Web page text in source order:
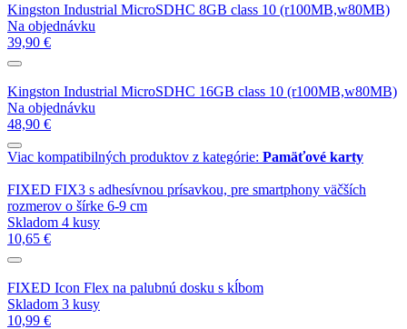
Kingston Industrial MicroSDHC 8GB class 10 (r100MB,w80MB)
Na objednávku
39,90 €
Kingston Industrial MicroSDHC 16GB class 10 (r100MB,w80MB)
Na objednávku
48,90 €
Viac kompatibilných produktov z kategórie: Pamäťové karty
FIXED FIX3 s adhesívnou prísavkou, pre smartphony väčších
rozmerov o šírke 6-9 cm
Skladom 4 kusy
10,65 €
FIXED Icon Flex na palubnú dosku s kĺbom
Skladom 3 kusy
10,99 €